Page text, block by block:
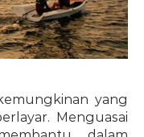
yang
Menguasai